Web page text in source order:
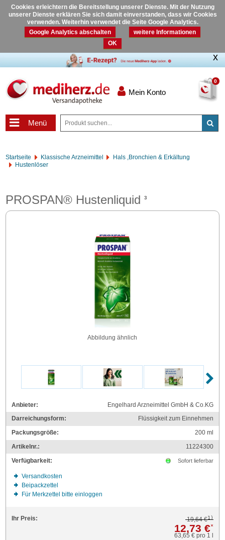
Cookies erleichtern die Bereitstellung unserer Dienste. Mit der Nutzung
unserer Dienste erklären Sie sich damit einverstanden, dass wir Cookies
verwenden. Weiterhin verwendet die Seite Google Analytics.
Google Analytics abschalten
weitere Informationen
OK
0
Mein Konto
Menü
Startseite Klassische Arzneimittel
Hals ,Bronchien & Erkältung
Hustenlöser
PROSPAN® Hustenliquid3
Abbildung ähnlich
Anbieter:
Engelhard Arzneimittel GmbH & Co.KG
Darreichungsform:
Flüssigkeit zum Einnehmen
Packungsgröße:
200ml
Artikelnr.:
11224300
Verfügbarkeit:
Sofort lieferbar
Versandkosten
Beipackzettel
Für Merkzettel bitte einloggen
Ihr Preis: 19,64 €1)
12,73 €*
63,65 € pro 1 l